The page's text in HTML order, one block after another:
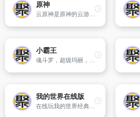
原神
云原神是原神的云游戏版本，无需下载安装客户端，只需打开浏览器，即可随时随地畅玩。这使玩家不再受限于特定设备或空间，尽享游戏乐趣。无论是在家中、办公室还是外出旅行，在有网络连接的地方，都能轻松进入游戏世界，与其他玩家交流冒险。这种便捷的游戏方式为玩家带来了全新的游戏体验，同时也展现了原神游戏在技术和用户体验上的创新与进步。 《原神》以其精美的画面、丰富的角色设定和开放的游戏世界而备受关注。游戏采用了自由度较高的战斗系统，玩家可以通过切换角色、使用元素技能和展开连招等方式进行战斗。此外，游戏还有各种各样的剧情任务、副本挑战和多人合作玩法，让玩家能够享受到丰富多样的游戏体验。
小霸王
魂斗罗，超级玛丽，热血足球，三国志，合金弹头，拳皇。这些小时候的回忆，黑白电视机前玩着小霸王游戏机的那种感觉令人怀念，希望大家可以找回童年的快乐
我的世界在线版
在线玩我的世界经典版！